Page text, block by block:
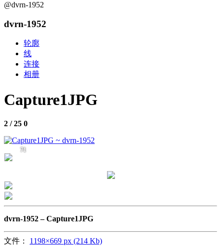
@dvrn-1952
dvrn-1952
轮廓
线
连接
相册
Capture1JPG
2 / 25 0
71
dvrn-1952 –Capture1JPG
文件： 1198×669 px (214 Kb)